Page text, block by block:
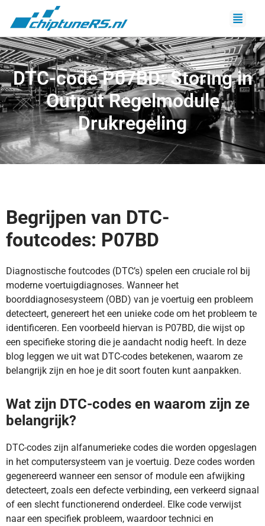
DTC-code P07BD: Storing in
Output Regelmodule
Drukregeling
Begrijpen van DTC-
foutcodes: P07BD
Diagnostische foutcodes (DTC’s) spelen een cruciale rol bij
moderne voertuigdiagnoses. Wanneer het
boorddiagnosesysteem (OBD) van je voertuig een probleem
detecteert, genereert het een unieke code om het probleem te
identificeren. Een voorbeeld hiervan is P07BD, die wijst op
een specifieke storing die je aandacht nodig heeft. In deze
blog leggen we uit wat DTC-codes betekenen, waarom ze
belangrijk zijn en hoe je dit soort fouten kunt aanpakken.
Wat zijn DTC-codes en waarom zijn ze
belangrijk?
DTC-codes zijn alfanumerieke codes die worden opgeslagen
in het computersysteem van je voertuig. Deze codes worden
gegenereerd wanneer een sensor of module een afwijking
detecteert, zoals een defecte verbinding, een verkeerd signaal
of een slecht functionerend onderdeel. Elke code verwijst
naar een specifiek probleem, waardoor technici en